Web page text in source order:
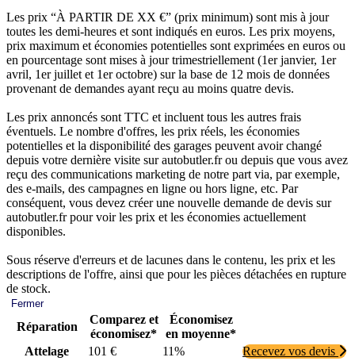
Les prix “À PARTIR DE XX €” (prix minimum) sont mis à jour
toutes les demi-heures et sont indiqués en euros. Les prix moyens,
prix maximum et économies potentielles sont exprimées en euros ou
en pourcentage sont mises à jour trimestriellement (1er janvier, 1er
avril, 1er juillet et 1er octobre) sur la base de 12 mois de données
provenant de demandes ayant reçu au moins quatre devis.
Les prix annoncés sont TTC et incluent tous les autres frais
éventuels. Le nombre d'offres, les prix réels, les économies
potentielles et la disponibilité des garages peuvent avoir changé
depuis votre dernière visite sur autobutler.fr ou depuis que vous avez
reçu des communications marketing de notre part via, par exemple,
des e-mails, des campagnes en ligne ou hors ligne, etc. Par
conséquent, vous devez créer une nouvelle demande de devis sur
autobutler.fr pour voir les prix et les économies actuellement
disponibles.
Sous réserve d'erreurs et de lacunes dans le contenu, les prix et les
descriptions de l'offre, ainsi que pour les pièces détachées en rupture
de stock.
Fermer
Réparation
Comparez et
économisez*
Économisez
en moyenne*
Attelage
101 € 11%
Recevez vos devis